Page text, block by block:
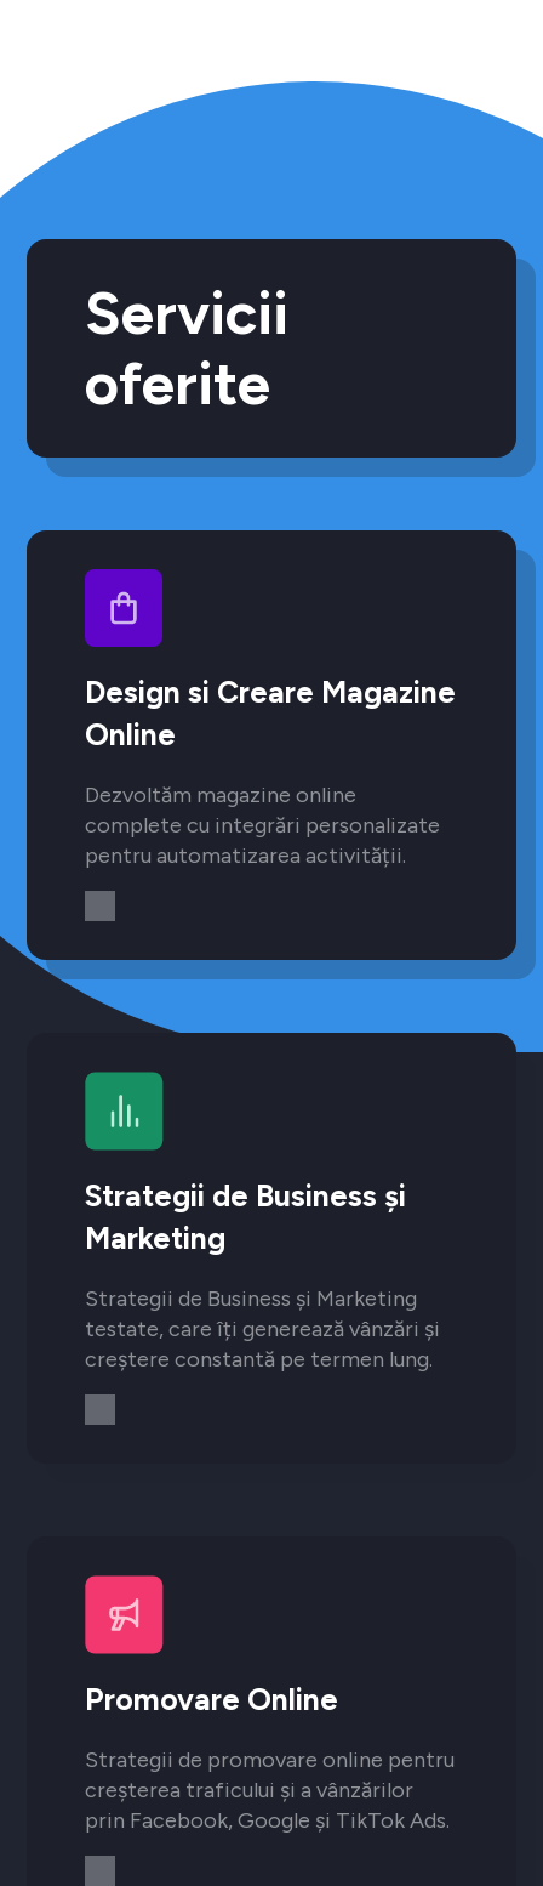
Servicii
oferite
Design si Creare Magazine
Online
Dezvoltăm magazine online
complete cu integrări personalizate
pentru automatizarea activității.
Strategii de Business și
Marketing
Strategii de Business și Marketing
testate, care îți generează vânzări și
creștere constantă pe termen lung.
Promovare Online
Strategii de promovare online pentru
creșterea traficului și a vânzărilor
prin Facebook, Google și TikTok Ads.